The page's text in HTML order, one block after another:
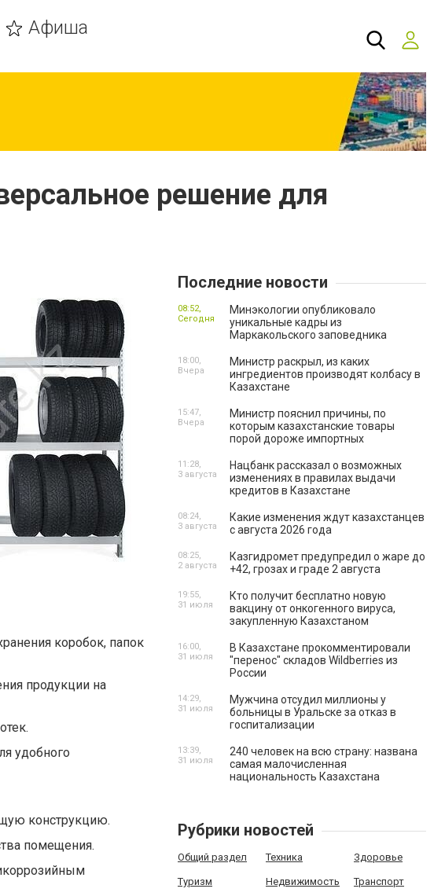
Афиша
решение для
коробок, папок
продукции на
удобного
конструкцию.
помещения.
Последние новости
Минэкологии опубликовало
уникальные кадры из
Маркакольского заповедника
08:52,
Сегодня
Министр раскрыл, из каких
ингредиентов производят колбасу в
Казахстане
18:00,
Вчера
Министр пояснил причины, по
которым казахстанские товары
порой дороже импортных
15:47,
Вчера
Нацбанк рассказал о возможных
изменениях в правилах выдачи
кредитов в Казахстане
11:28,
3 августа
Какие изменения ждут казахстанцев
с августа 2026 года
08:24,
3 августа
Казгидромет предупредил о жаре до
+42, грозах и граде 2 августа
08:25,
2 августа
Кто получит бесплатно новую
вакцину от онкогенного вируса,
закупленную Казахстаном
19:55,
31 июля
В Казахстане прокомментировали
"перенос" складов Wildberries из
России
16:00,
31 июля
Мужчина отсудил миллионы у
больницы в Уральске за отказ в
госпитализации
14:29,
31 июля
240 человек на всю страну: названа
самая малочисленная
национальность Казахстана
13:39,
31 июля
Рубрики новостей
Общий раздел Техника Здоровье
Туризм Недвижимость Транспорт